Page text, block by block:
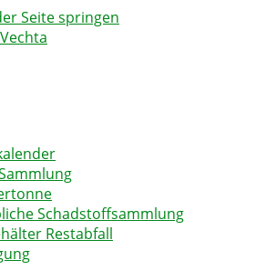
Seite springen
Schadstoffsammlung
Restabfall